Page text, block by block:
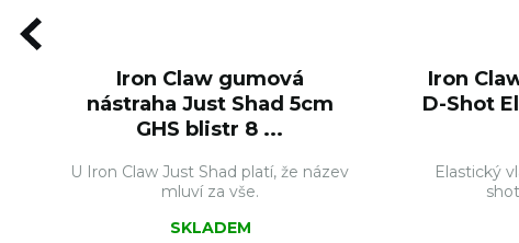
Iron Claw gumová
nástraha Just Shad 5cm
GHS blistr 8 ...
U Iron Claw Just Shad platí, že název
mluví za vše.
SKLADEM
Iron
D-Shot
Elastický